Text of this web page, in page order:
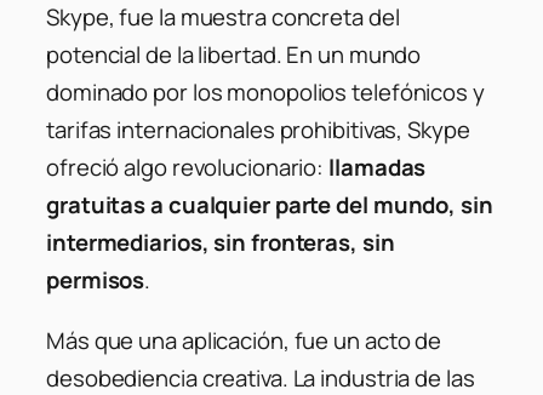
Skype, fue la muestra concreta del
potencial de la libertad. En un mundo
dominado por los monopolios telefónicos y
tarifas internacionales prohibitivas, Skype
ofreció algo revolucionario: llamadas
gratuitas a cualquier parte del mundo, sin
intermediarios, sin fronteras, sin
permisos.
Más que una aplicación, fue un acto de
desobediencia creativa. La industria de las